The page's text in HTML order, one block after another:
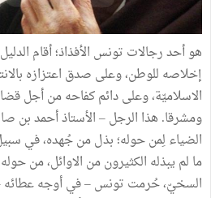
هوأحدرجالات تونس الأفذاذ؛أقام
إخلاصه للوطن،وعلى صدق اعتزازه
الاسلاميّة،وعلىدائمكفاحهمنأجل
ومشرقا. هذا الرجل–الأستاذأحمدبن
الضياءلِمنحوله؛بذلمنجُهده،في
ما لم يبذله الكثيرونمن الاوائل،منحوله
السخيّ،حُرمت تونس–فيأوجهعطائه